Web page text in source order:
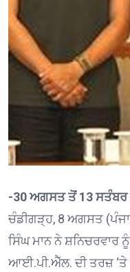
-30 ਅਗਸਤ ਤੋਂ 13 ਸਤੰਬਰ
ਚੰਡੀਗੜ੍ਹ, 8 ਅਗਸਤ
ਸਿੰਘ ਮਾਨ ਨੇ ਸ਼ਨਿਚਰਵਾਰ
ਆਈ.ਪੀ.ਐੱਲ. ਦੀ ਤਰਜ਼ ‘ਤੇ